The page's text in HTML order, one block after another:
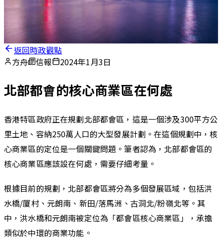
返回時政觀點
方舟
信報 2024年1月3日
北部都會的核心商業區在何處
香港特區政府正在規劃北部都會區，這是一個涉及300平方公
里土地、容納250萬人口的大型發展計劃。在這個規劃中，核
心商業區的定位是一個關鍵問題。筆者認為，北部都會區的
核心商業區應該設在何處，需要仔細考量。
根據目前的規劃，北部都會區將分為多個發展區域，包括洪
水橋/厦村、元朗南、新田/落馬洲、古洞北/粉嶺北等。其
中，洪水橋和元朗南被定位為「都會區核心商業區」，承擔
類似於中環的商業功能。